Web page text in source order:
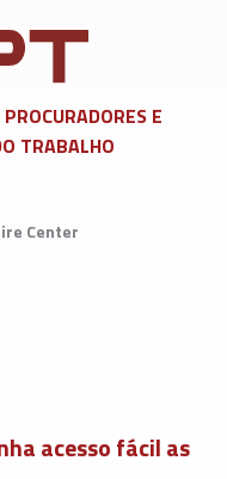
PROCURADORES E
TRABALHO
Center
acesso fácil as